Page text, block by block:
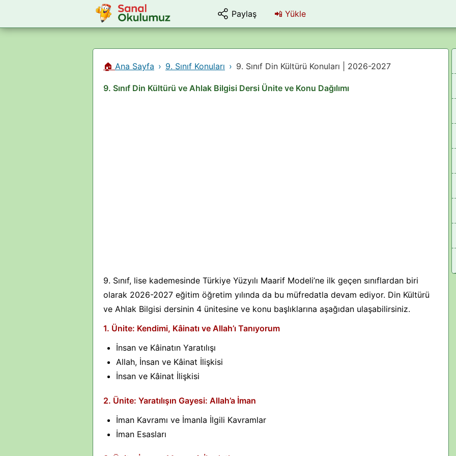
Paylaş 📲 Yükle
🏠 Ana Sayfa 9. Sınıf Konuları 9. Sınıf Din Kültürü Konuları | 2026-2027
9. Sınıf Din Kültürü ve Ahlak Bilgisi Dersi Ünite ve Konu Dağılımı
9. Sınıf, lise kademesinde Türkiye Yüzyılı Maarif Modeli’ne ilk geçen sınıflardan biri
olarak 2026-2027 eğitim öğretim yılında da bu müfredatla devam ediyor. Din Kültürü
ve Ahlak Bilgisi dersinin 4 ünitesine ve konu başlıklarına aşağıdan ulaşabilirsiniz.
1. Ünite: Kendimi, Kâinatı ve Allah’ı Tanıyorum
İnsan ve Kâinatın Yaratılışı
Allah, İnsan ve Kâinat İlişkisi
İnsan ve Kâinat İlişkisi
2. Ünite: Yaratılışın Gayesi: Allah’a İman
İman Kavramı ve İmanla İlgili Kavramlar
İman Esasları